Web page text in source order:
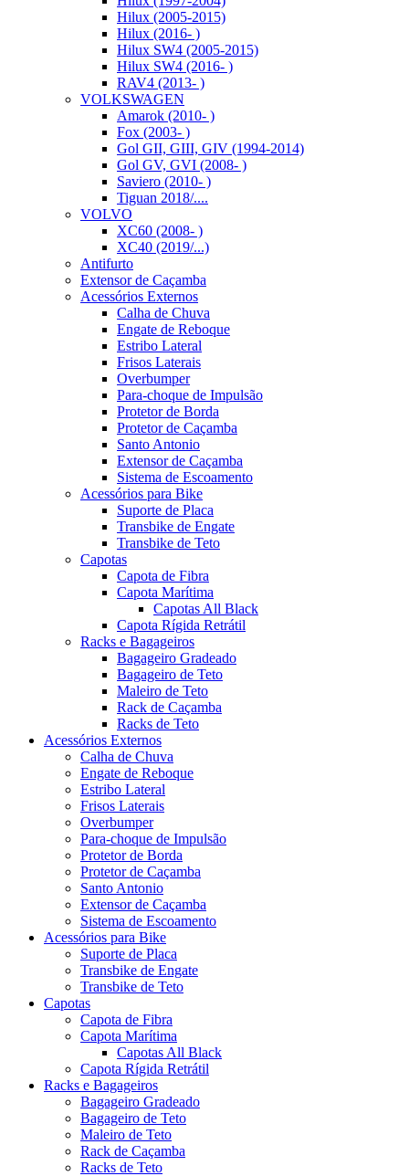
Hilux (2005-2015)
Hilux (2016- )
Hilux SW4 (2005-2015)
Hilux SW4 (2016- )
RAV4 (2013- )
VOLKSWAGEN
Amarok (2010- )
Fox (2003- )
Gol GII, GIII, GIV (1994-2014)
Gol GV, GVI (2008- )
Saviero (2010- )
Tiguan 2018/....
VOLVO
XC60 (2008- )
XC40 (2019/...)
Antifurto
Extensor de Caçamba
Acessórios Externos
Calha de Chuva
Engate de Reboque
Estribo Lateral
Frisos Laterais
Overbumper
Para-choque de Impulsão
Protetor de Borda
Protetor de Caçamba
Santo Antonio
Extensor de Caçamba
Sistema de Escoamento
Acessórios para Bike
Suporte de Placa
Transbike de Engate
Transbike de Teto
Capotas
Capota de Fibra
Capota Marítima
Capotas All Black
Capota Rígida Retrátil
Racks e Bagageiros
Bagageiro Gradeado
Bagageiro de Teto
Maleiro de Teto
Rack de Caçamba
Racks de Teto
Acessórios Externos
Calha de Chuva
Engate de Reboque
Estribo Lateral
Frisos Laterais
Overbumper
Para-choque de Impulsão
Protetor de Borda
Protetor de Caçamba
Santo Antonio
Extensor de Caçamba
Sistema de Escoamento
Acessórios para Bike
Suporte de Placa
Transbike de Engate
Transbike de Teto
Capotas
Capota de Fibra
Capota Marítima
Capotas All Black
Capota Rígida Retrátil
Racks e Bagageiros
Bagageiro Gradeado
Bagageiro de Teto
Maleiro de Teto
Rack de Caçamba
Racks de Teto